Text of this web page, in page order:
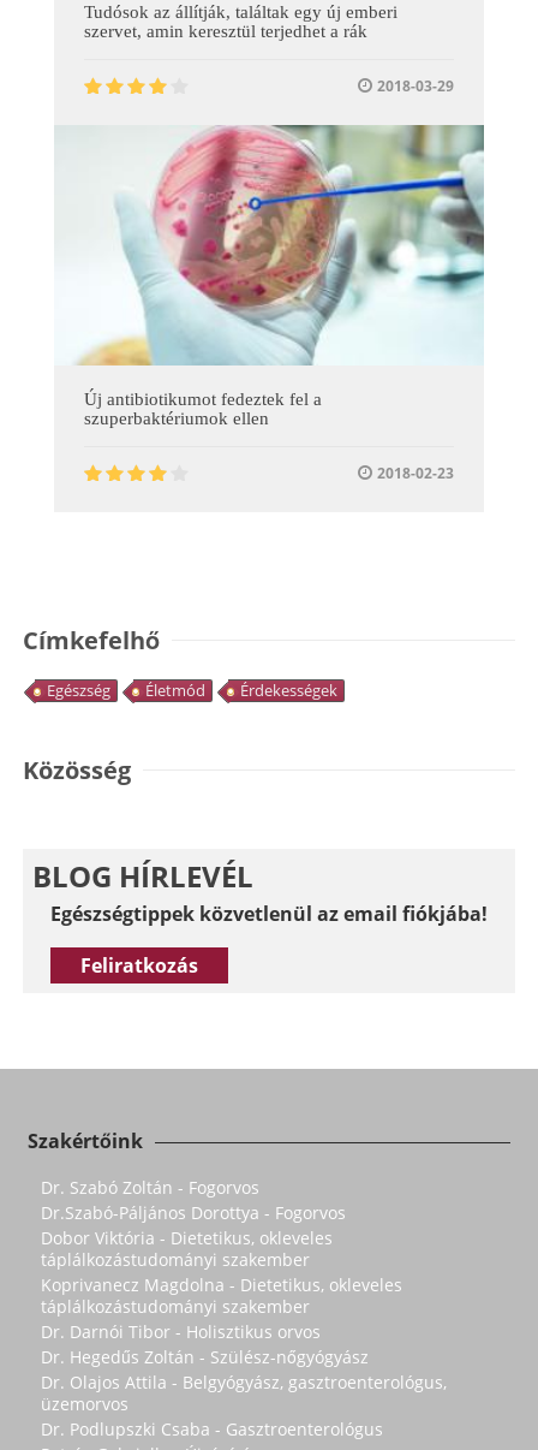
Tudósok az állítják, találtak egy új emberi
szervet, amin keresztül terjedhet a rák
2018-03-29
Új antibiotikumot fedeztek fel a
szuperbaktériumok ellen
2018-02-23
Címkefelhő
Egészség Életmód Érdekességek
Közösség
BLOG HÍRLEVÉL
Egészségtippek közvetlenül az email fiókjába!
Feliratkozás
Szakértőink
Dr. Szabó Zoltán - Fogorvos
Dr.Szabó-Páljános Dorottya - Fogorvos
Dobor Viktória - Dietetikus, okleveles
táplálkozástudományi szakember
Koprivanecz Magdolna - Dietetikus, okleveles
táplálkozástudományi szakember
Dr. Darnói Tibor - Holisztikus orvos
Dr. Hegedűs Zoltán - Szülész-nőgyógyász
Dr. Olajos Attila - Belgyógyász, gasztroenterológus,
üzemorvos
Dr. Podlupszki Csaba - Gasztroenterológus